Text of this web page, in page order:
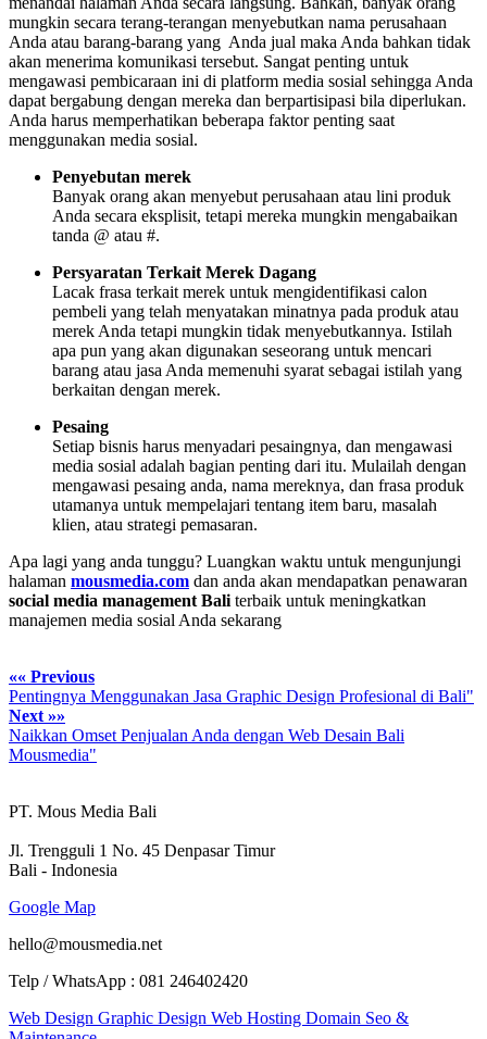
mungkin secara terang-terangan menyebutkan nama perusahaan
Anda atau barang-barang yang Anda jual maka Anda bahkan tidak
akan menerima komunikasi tersebut. Sangat penting untuk
mengawasi pembicaraan ini di platform media sosial sehingga Anda
dapat bergabung dengan mereka dan berpartisipasi bila diperlukan.
Anda harus memperhatikan beberapa faktor penting saat
menggunakan media sosial.
Penyebutan merek
Banyak orang akan menyebut perusahaan atau lini produk
Anda secara eksplisit, tetapi mereka mungkin mengabaikan
tanda @ atau #.
Persyaratan Terkait Merek Dagang
Lacak frasa terkait merek untuk mengidentifikasi calon
pembeli yang telah menyatakan minatnya pada produk atau
merek Anda tetapi mungkin tidak menyebutkannya. Istilah
apa pun yang akan digunakan seseorang untuk mencari
barang atau jasa Anda memenuhi syarat sebagai istilah yang
berkaitan dengan merek.
Pesaing
Setiap bisnis harus menyadari pesaingnya, dan mengawasi
media sosial adalah bagian penting dari itu. Mulailah dengan
mengawasi pesaing anda, nama mereknya, dan frasa produk
utamanya untuk mempelajari tentang item baru, masalah
klien, atau strategi pemasaran.
Apa lagi yang anda tunggu? Luangkan waktu untuk mengunjungi
halaman mousmedia.com dan anda akan mendapatkan penawaran
social media management Bali terbaik untuk meningkatkan
manajemen media sosial Anda sekarang
«« Previous
Pentingnya Menggunakan Jasa Graphic Design Profesional di Bali"
Next »»
Naikkan Omset Penjualan Anda dengan Web Desain Bali
Mousmedia"
PT. Mous Media Bali
Jl. Trengguli 1 No. 45 Denpasar Timur
Bali - Indonesia
Google Map
hello@mousmedia.net
Telp / WhatsApp : 081 246402420
Web Design Graphic Design Web Hosting Domain Seo &